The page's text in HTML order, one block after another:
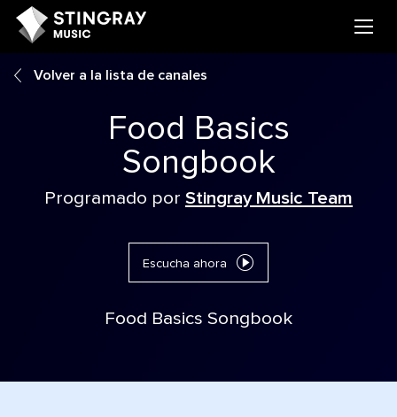
Volver a la lista de canales
Food Basics
Songbook
Programado por Stingray Music Team
Escucha ahora
Food Basics Songbook